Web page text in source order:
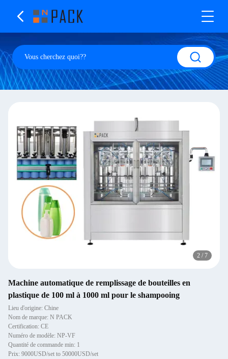
2 / 7
Machine automatique de remplissage de bouteilles en
plastique de 100 ml à 1000 ml pour le shampooing
Lieu d'origine: Chine
Nom de marque: N PACK
Certification: CE
Numéro de modèle: NP-VF
Quantité de commande min: 1
Prix: 9000USD/set to 50000USD/set